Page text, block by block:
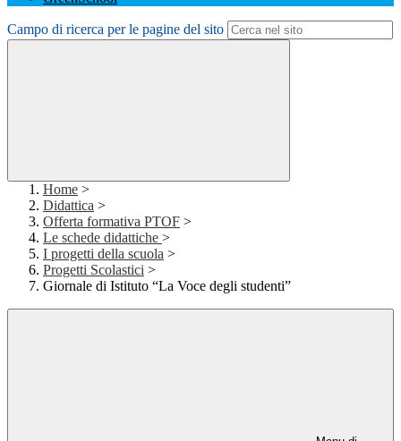
Campo di ricerca per le pagine del sito
Home >
Didattica >
Offerta formativa PTOF >
Le schede didattiche >
I progetti della scuola >
Progetti Scolastici >
Giornale di Istituto “La Voce degli studenti”